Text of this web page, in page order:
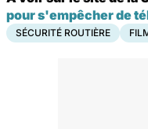
pour s'empêcher de
SÉCURITÉ ROUTIÈRE